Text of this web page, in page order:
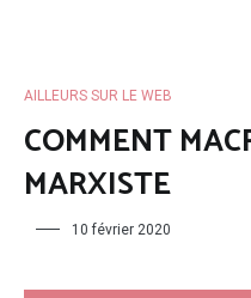
AILLEURS SUR LE WEB
COMMENT
MARXISTE
10 février 2020